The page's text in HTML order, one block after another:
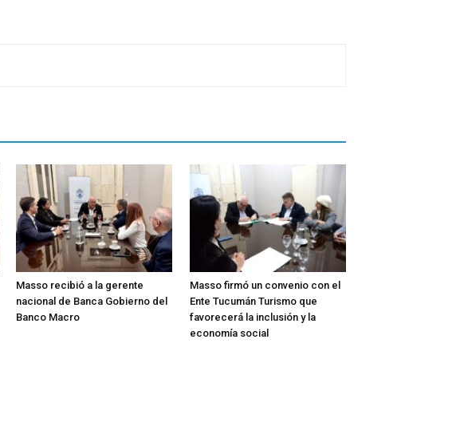
Masso recibió a la gerente
nacional de Banca Gobierno del
Banco Macro
Masso firmó un convenio con el
Ente Tucumán Turismo que
favorecerá la inclusión y la
economía social